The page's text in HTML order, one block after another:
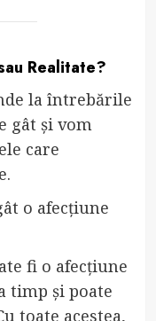
Realitate?
la întrebările
gât și vom
care
o afecțiune
fi o afecțiune
timp și poate
toate acestea,